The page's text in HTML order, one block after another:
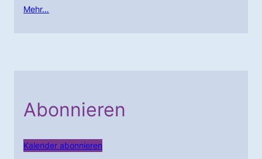
Mehr…
Abonnieren
Kalender abonnieren